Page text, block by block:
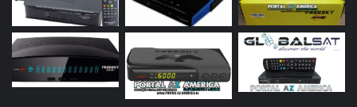
Azamerica S928
Azamerica Silver
Azamerica Silver GX PRO
Azamerica Silver IPTV